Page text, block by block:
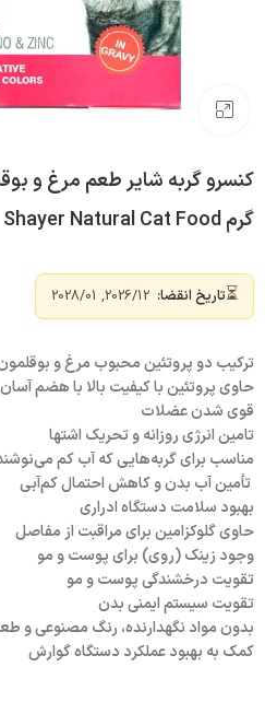
بزرگنمایی تصویر
گرم Shayer Natural Cat Food
⏳تاریخ انقضا:
ترکیب دو پروتئین محبوب مرغ و
حاوی پروتئین با کیفیت بالا با هضم آسان
قوی شدن عضلات
تامین انرژی روزانه‌ و تحریک اشتها
مناسب برای گربه‌هایی که آب کم
تأمین آب بدن و کاهش احتمال کم‌آبی
بهبود سلامت دستگاه ادراری
حاوی گلوکزامین برای مراقبت از مفاصل
وجود زینک (روی) برای پوست و مو
تقویت درخشندگی پوست و مو
تقویت سیستم ایمنی بدن
بدون مواد نگهدارنده، رنگ مصنوعی و
کمک به بهبود عملکرد دستگاه گوارش